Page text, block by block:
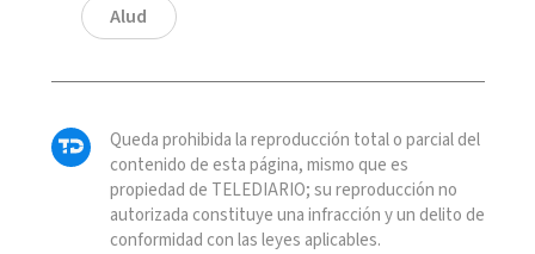
Alud
Queda prohibida la reproducción total o parcial del
contenido de esta página, mismo que es
propiedad de TELEDIARIO; su reproducción no
autorizada constituye una infracción y un delito de
conformidad con las leyes aplicables.